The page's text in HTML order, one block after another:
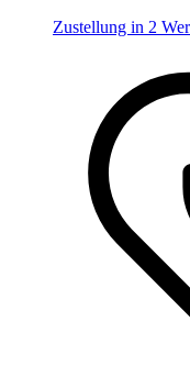
Zustellung in 2